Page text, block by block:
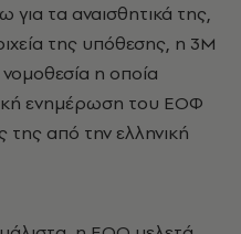
τα αναισθητικά της,
της υπόθεσης, η 3Μ
νομοθεσία η οποία
ενημέρωση του ΕΟΦ
από την ελληνική